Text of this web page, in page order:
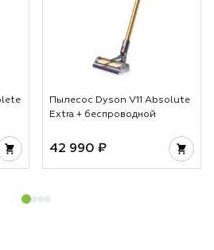
аккуратной и вы
предсказуемый
достигается без
не просто
стабильности
Пылесос Dyson V11 Absolute
Extra + беспроводной
42 990 ₽